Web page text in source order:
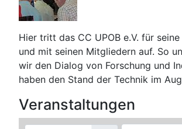
Hier tritt das CC UPOB e.V. für
und mit seinen Mitgliedern auf. So
wir den Dialog von Forschung und
haben den Stand der Technik im
Veranstaltungen